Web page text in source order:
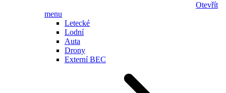
Otevřít
menu
Letecké
Lodní
Auta
Drony
Externí BEC